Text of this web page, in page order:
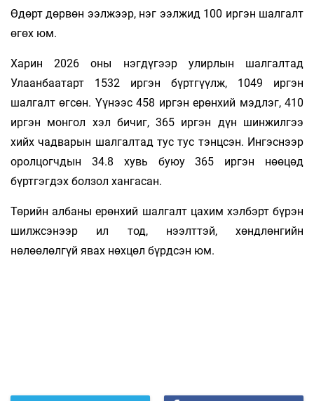
Өдөрт дөрвөн ээлжээр, нэг ээлжид 100 иргэн шалгалт
өгөх юм.
Харин 2026 оны нэгдүгээр улирлын шалгалтад
Улаанбаатарт 1532 иргэн бүртгүүлж, 1049 иргэн
шалгалт өгсөн. Үүнээс 458 иргэн ерөнхий мэдлэг, 410
иргэн монгол хэл бичиг, 365 иргэн дүн шинжилгээ
хийх чадварын шалгалтад тус тус тэнцсэн. Ингэснээр
оролцогчдын 34.8 хувь буюу 365 иргэн нөөцөд
бүртгэгдэх болзол хангасан.
Төрийн албаны ерөнхий шалгалт цахим хэлбэрт бүрэн
шилжсэнээр ил тод, нээлттэй, хөндлөнгийн
нөлөөлөлгүй явах нөхцөл бүрдсэн юм.